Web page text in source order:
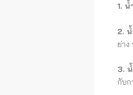
1.
2.
ย่าง
3.
กับก